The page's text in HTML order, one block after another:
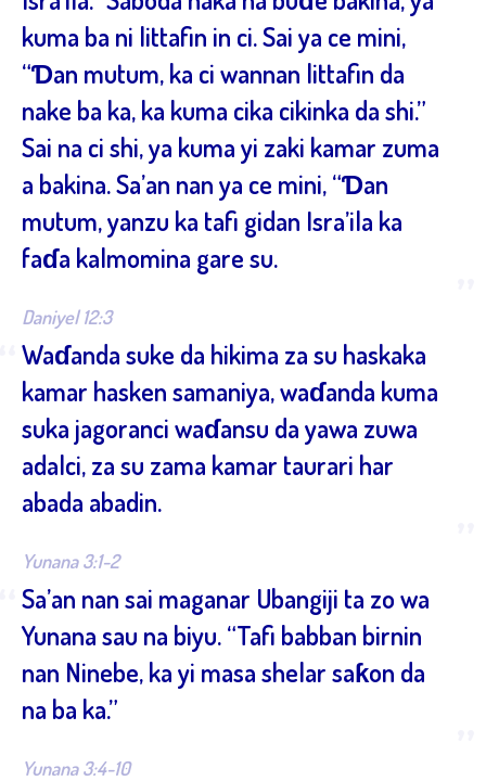
kuma ba ni littafin in ci. Sai ya ce mini,
“Ɗan mutum, ka ci wannan littafin da
nake ba ka, ka kuma cika cikinka da shi.”
Sai na ci shi, ya kuma yi zaki kamar zuma
a bakina. Sa’an nan ya ce mini, “Ɗan
mutum, yanzu ka tafi gidan Isra’ila ka
faɗa kalmomina gare su.
Daniyel 12:3
Waɗanda suke da hikima za su haskaka
kamar hasken samaniya, waɗanda kuma
suka jagoranci waɗansu da yawa zuwa
adalci, za su zama kamar taurari har
abada abadin.
Yunana 3:1-2
Sa’an nan sai maganar Ubangiji ta zo wa
Yunana sau na biyu. “Tafi babban birnin
nan Ninebe, ka yi masa shelar saƙon da
na ba ka.”
Yunana 3:4-10